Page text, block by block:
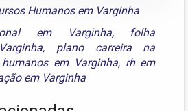
Humanos em Varginha
em Varginha, folha
, plano carreira na
humanos em Varginha, rh em
em Varginha